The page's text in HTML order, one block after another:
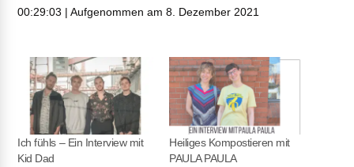
TEILEN
EMBED
00:29:03 |Aufgenommen am 8. Dezember 2021
Ich fühls – Ein Interview mit
Kid Dad
Heiliges Kompostieren mit
PAULA PAULA